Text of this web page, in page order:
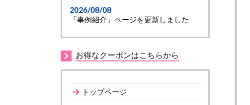
2026/08/08
「事例紹介」ページを更新しました
お得なクーポンはこちらから
トップページ